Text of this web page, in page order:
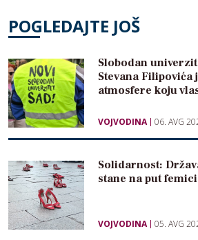
POGLEDAJTE JOŠ
Slobodan
Stevana Filipovića
atmosfere koju
VOJVODINA 06. AVG
Solidarnost:
stane na put
VOJVODINA 05. AVG